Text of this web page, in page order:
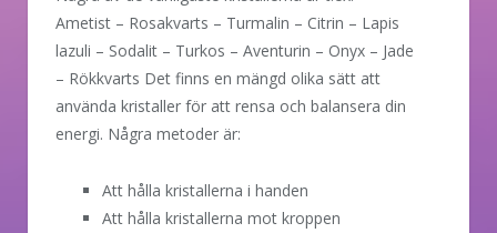
Ametist – Rosakvarts – Turmalin – Citrin – Lapis
lazuli – Sodalit – Turkos – Aventurin – Onyx – Jade
– Rökkvarts Det finns en mängd olika sätt att
använda kristaller för att rensa och balansera din
energi. Några metoder är:
Att hålla kristallerna i handen
Att hålla kristallerna mot kroppen